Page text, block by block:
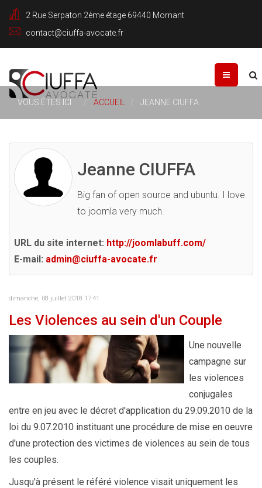
2 Rue Serpaton 2ème étage 69440 Mornant
contact@ciuffa-avocate.fr
VOUS ÊTES ICI : ACCUEIL JEANNE CIUFFA
Jeanne CIUFFA
Big fan of open source and ubuntu. I love
to joomla very much.
URL du site internet: http://joomlabuff.com/
E-mail: admin@ciuffa-avocate.fr
dimanche, 08 juillet 2018 17:41
Les Violences au sein d'un Couple
Une nouvelle
campagne sur
les violences
conjugales
entre en jeu avec le décret d'application du 29.09.2010 de la
loi du 9.07.2010 instituant une procédure de mise en oeuvre
d'une protection des victimes de violences au sein de tous
les couples.
Jusqu'à présent le référé violence visait uniquement les